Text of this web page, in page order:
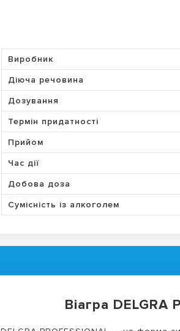
Виробник
Діюча речовина
Дозування
Термін придатності
Прийом
Час дії
Добова доза
Сумісність із алкоголем
Віагра DELGRA